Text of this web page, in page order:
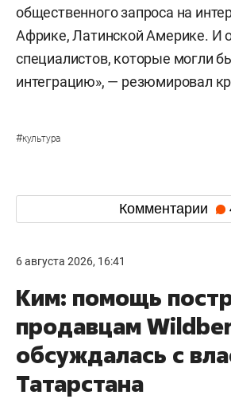
общественного запроса на
Африке, Латинской Америке. И
специалистов, которые могли
интеграцию», — резюмировал
#культура
Комментарии
6 августа 2026, 16:41
Ким: помощь
продавцам
обсуждалась с
Татарстана